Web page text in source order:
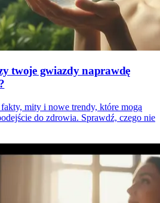
twoje gwiazdy naprawdę
mity i nowe trendy, które mogą
do zdrowia. Sprawdź, czego nie